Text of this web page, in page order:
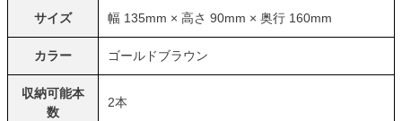
サイズ 幅 135mm × 高さ 90mm × 奥行 160mm
カラー ゴールドブラウン
収納可能本
数
2本